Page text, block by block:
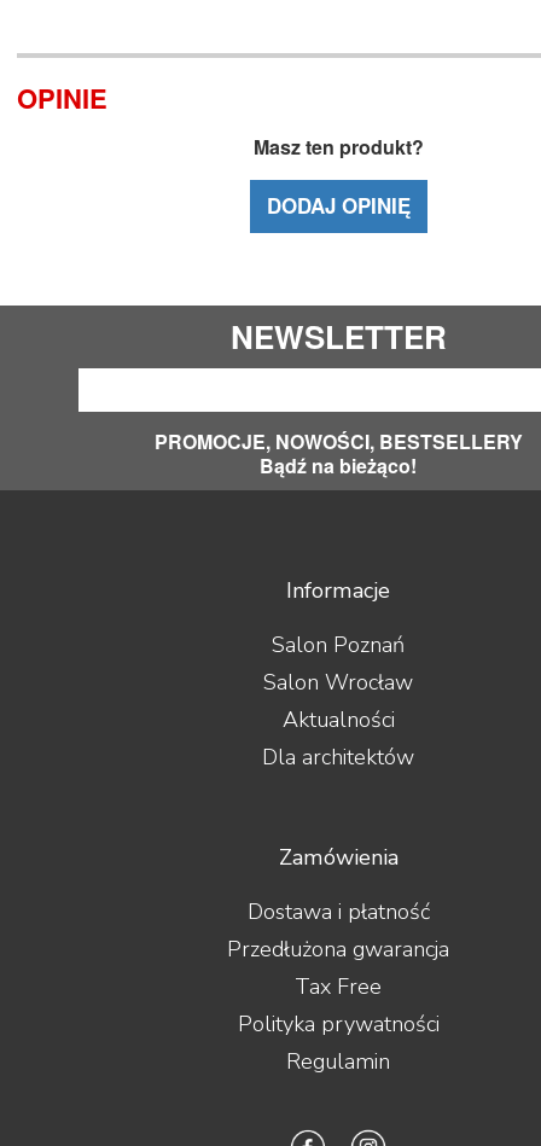
OPINIE
Masz ten produkt?
DODAJ OPINIĘ
NEWSLETTER
PROMOCJE, NOWOŚCI, BESTSELLERY
Bądź na bieżąco!
Informacje
Salon Poznań
Salon Wrocław
Aktualności
Dla architektów
Zamówienia
Dostawa i płatność
Przedłużona gwarancja
Tax Free
Polityka prywatności
Regulamin